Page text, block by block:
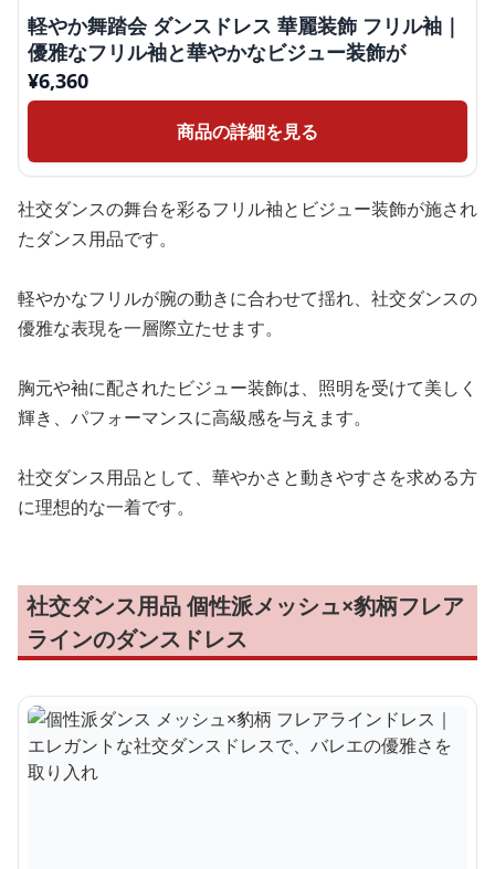
軽やか舞踏会 ダンスドレス 華麗装飾 フリル袖｜
優雅なフリル袖と華やかなビジュー装飾が
¥6,360
商品の詳細を見る
社交ダンスの舞台を彩るフリル袖とビジュー装飾が施され
たダンス用品です。
軽やかなフリルが腕の動きに合わせて揺れ、社交ダンスの
優雅な表現を一層際立たせます。
胸元や袖に配されたビジュー装飾は、照明を受けて美しく
輝き、パフォーマンスに高級感を与えます。
社交ダンス用品として、華やかさと動きやすさを求める方
に理想的な一着です。
社交ダンス用品 個性派メッシュ×豹柄フレア
ラインのダンスドレス